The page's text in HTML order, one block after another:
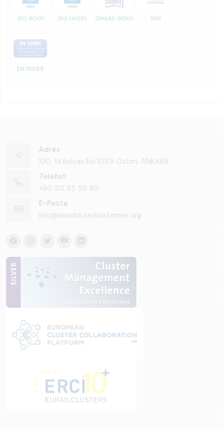
ISO 9001 ISO 14001 OHSAS 18001 IRIS
EN 15085
Adres
100. Yıl Bulvarı No:101/A Ostim, ANKARA
Telefon
+90 312 85 50 90
E-Posta
info@anadoluraylisistemler.org